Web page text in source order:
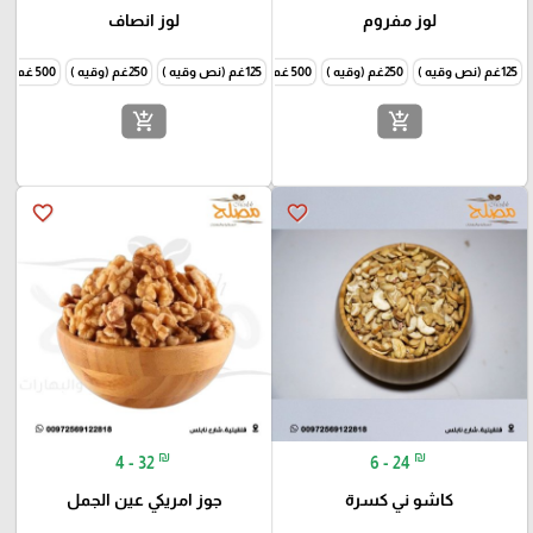
لوز مفروم
125غم (نص وقيه ) 250غم (وقيه ) 500 غم ( نص كيلو ) 1000غم (كيلو )
add_shopping_cart
لوز انصاف
125غم (نص وقيه ) 250غم (وقيه ) 500 غم ( نص كيلو )
add_shopping_cart
favorite_border
6 - 24 ₪
كاشو ني كسرة
favorite_border
4 - 32 ₪
جوز امريكي عين الجمل